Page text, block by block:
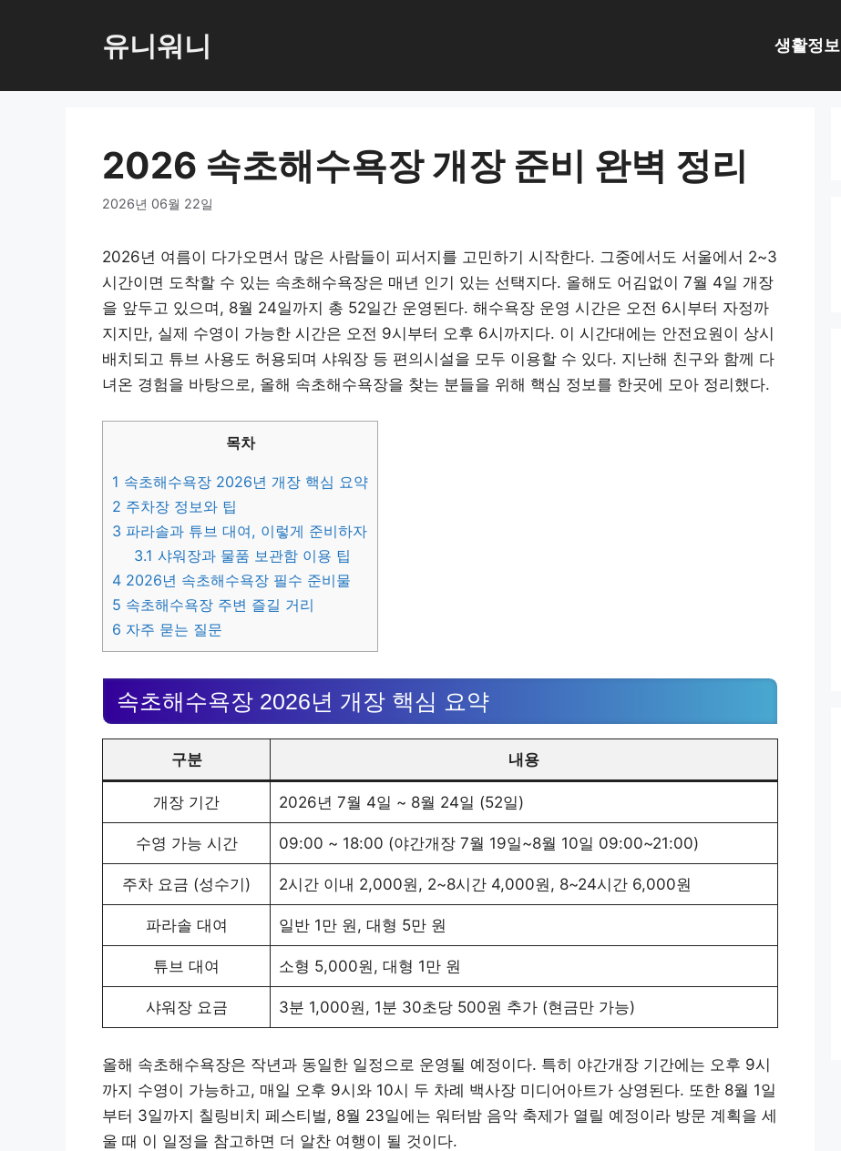
로
유니워니 생활정보
2026 속초해수욕장 개장 준비 완벽 정리
2026년 06월 22일
2026년 여름이 다가오면서 많은 사람들이 피서지를 고민하기 시작한다. 그중에서도 서울에서 2~3
시간이면 도착할 수 있는 속초해수욕장은 매년 인기 있는 선택지다. 올해도 어김없이 7월 4일 개장
을 앞두고 있으며, 8월 24일까지 총 52일간 운영된다. 해수욕장 운영 시간은 오전 6시부터 자정까
지지만, 실제 수영이 가능한 시간은 오전 9시부터 오후 6시까지다. 이 시간대에는 안전요원이 상시
배치되고 튜브 사용도 허용되며 샤워장 등 편의시설을 모두 이용할 수 있다. 지난해 친구와 함께 다
녀온 경험을 바탕으로, 올해 속초해수욕장을 찾는 분들을 위해 핵심 정보를 한곳에 모아 정리했다.
목차
1 속초해수욕장 2026년 개장 핵심 요약
2 주차장 정보와 팁
3 파라솔과 튜브 대여, 이렇게 준비하자
3.1 샤워장과 물품 보관함 이용 팁
4 2026년 속초해수욕장 필수 준비물
5 속초해수욕장 주변 즐길 거리
6 자주 묻는 질문
속초해수욕장 2026년 개장 핵심 요약
구분 내용
개장 기간 2026년 7월 4일 ~ 8월 24일 (52일)
수영 가능 시간 09:00 ~ 18:00 (야간개장 7월 19일~8월 10일 09:00~21:00)
주차 요금 (성수기) 2시간 이내 2,000원, 2~8시간 4,000원, 8~24시간 6,000원
파라솔 대여 일반 1만 원, 대형 5만 원
튜브 대여 소형 5,000원, 대형 1만 원
샤워장 요금 3분 1,000원, 1분 30초당 500원 추가 (현금만 가능)
올해 속초해수욕장은 작년과 동일한 일정으로 운영될 예정이다. 특히 야간개장 기간에는 오후 9시
까지 수영이 가능하고, 매일 오후 9시와 10시 두 차례 백사장 미디어아트가 상영된다. 또한 8월 1일
부터 3일까지 칠링비치 페스티벌, 8월 23일에는 워터밤 음악 축제가 열릴 예정이라 방문 계획을 세
울 때 이 일정을 참고하면 더 알찬 여행이 될 것이다.